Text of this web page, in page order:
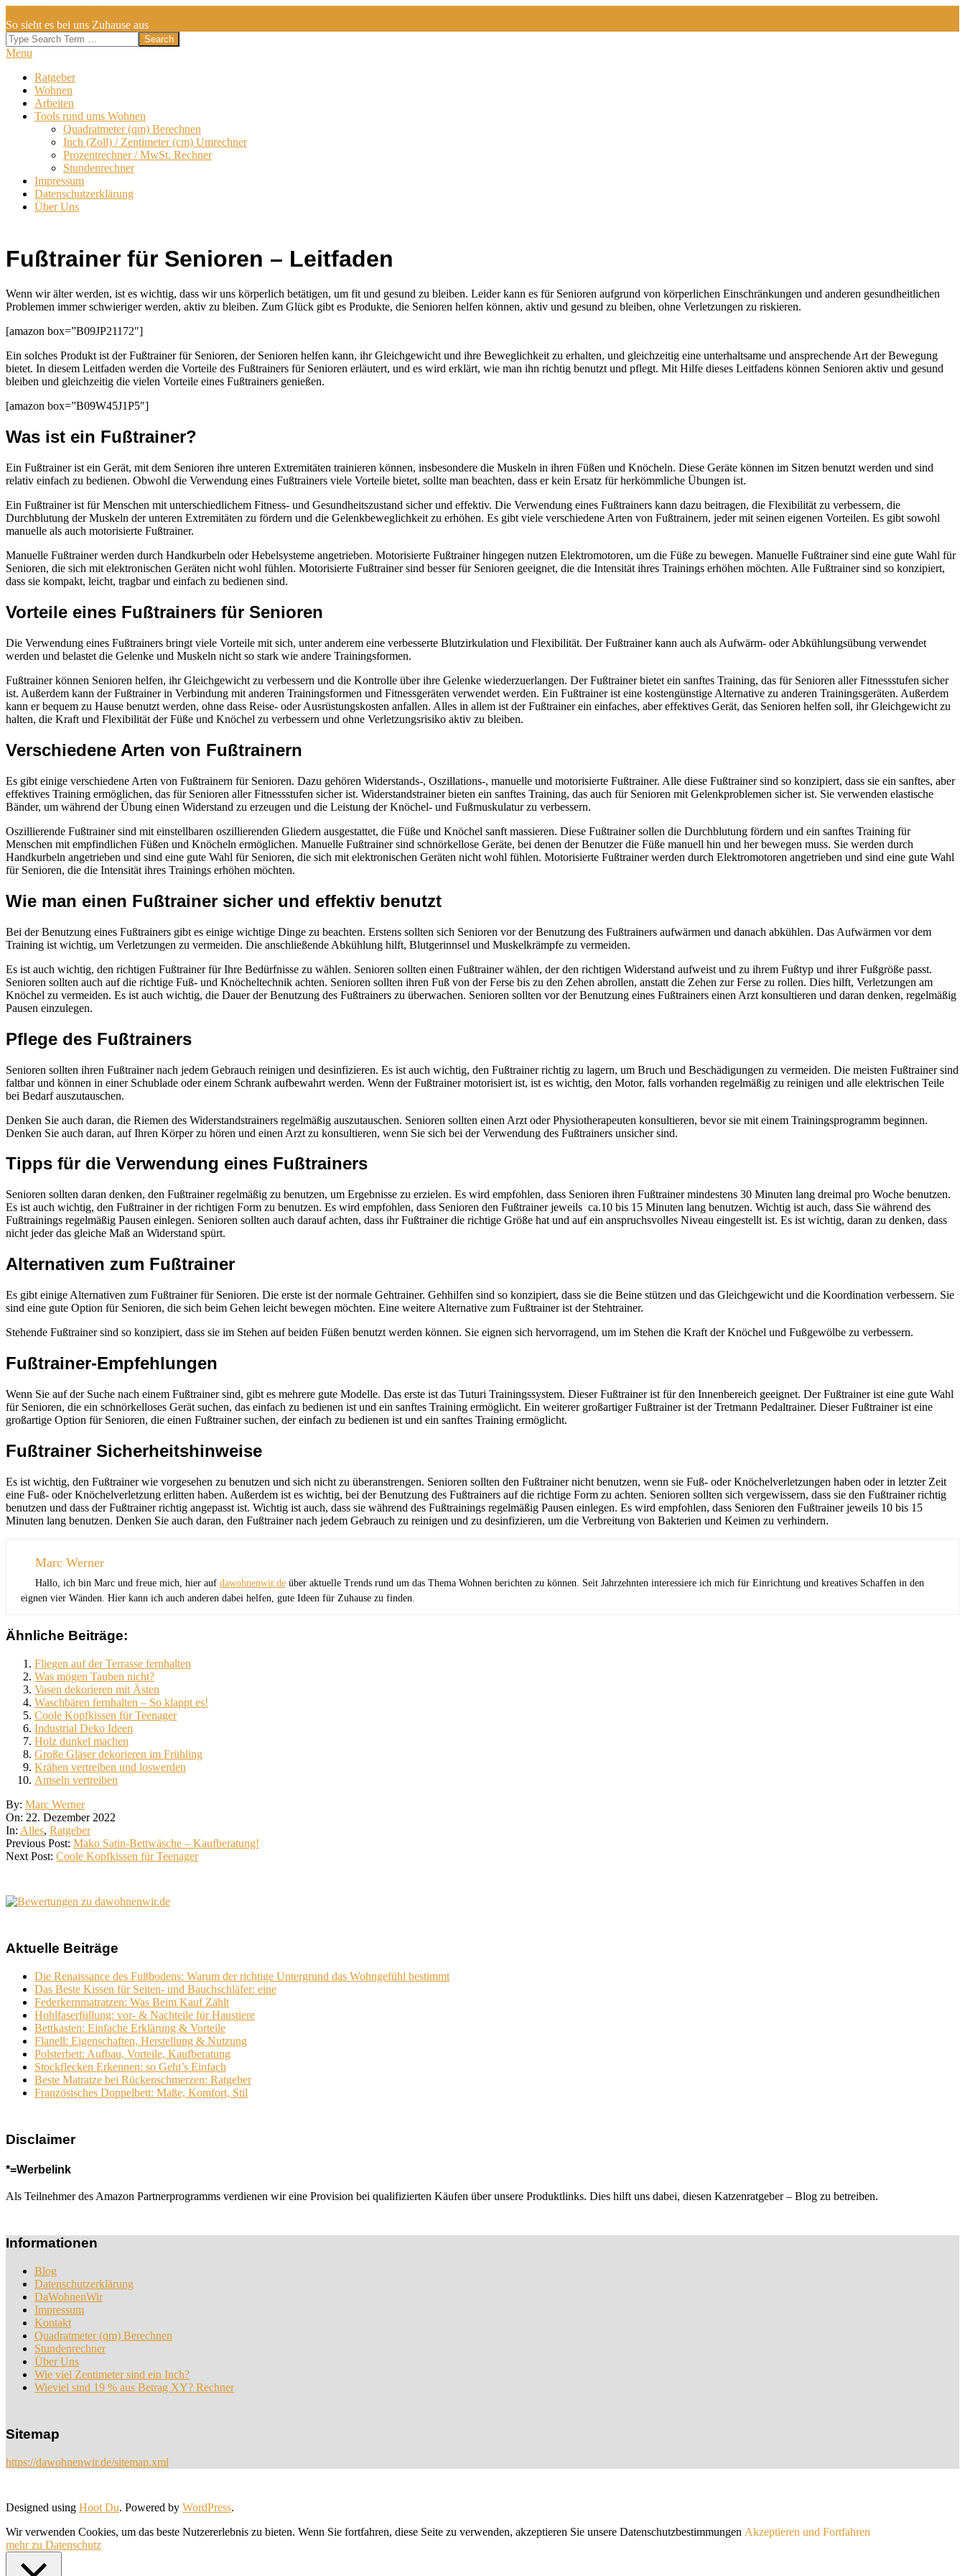
to
content
So sieht es bei uns Zuhause aus
Search
Secondary
Menu
Menu
Ratgeber
Wohnen
Arbeiten
Tools rund ums Wohnen
Quadratmeter (qm) Berechnen
Inch (Zoll) / Zentimeter (cm) Umrechner
Prozentrechner / MwSt. Rechner
Stundenrechner
Impressum
Datenschutzerklärung
Über Uns
Fußtrainer für Senioren – Leitfaden
Wenn wir älter werden, ist es wichtig, dass wir uns körperlich betätigen, um fit und gesund zu bleiben. Leider kann es für Senioren aufgrund von körperlichen Einschränkungen und anderen gesundheitlichen
Problemen immer schwieriger werden, aktiv zu bleiben. Zum Glück gibt es Produkte, die Senioren helfen können, aktiv und gesund zu bleiben, ohne Verletzungen zu riskieren.
[amazon box=”B09JP21172″]
Ein solches Produkt ist der Fußtrainer für Senioren, der Senioren helfen kann, ihr Gleichgewicht und ihre Beweglichkeit zu erhalten, und gleichzeitig eine unterhaltsame und ansprechende Art der Bewegung
bietet. In diesem Leitfaden werden die Vorteile des Fußtrainers für Senioren erläutert, und es wird erklärt, wie man ihn richtig benutzt und pflegt. Mit Hilfe dieses Leitfadens können Senioren aktiv und gesund
bleiben und gleichzeitig die vielen Vorteile eines Fußtrainers genießen.
[amazon box=”B09W45J1P5″]
Was ist ein Fußtrainer?
Ein Fußtrainer ist ein Gerät, mit dem Senioren ihre unteren Extremitäten trainieren können, insbesondere die Muskeln in ihren Füßen und Knöcheln. Diese Geräte können im Sitzen benutzt werden und sind
relativ einfach zu bedienen. Obwohl die Verwendung eines Fußtrainers viele Vorteile bietet, sollte man beachten, dass er kein Ersatz für herkömmliche Übungen ist.
Ein Fußtrainer ist für Menschen mit unterschiedlichem Fitness- und Gesundheitszustand sicher und effektiv. Die Verwendung eines Fußtrainers kann dazu beitragen, die Flexibilität zu verbessern, die
Durchblutung der Muskeln der unteren Extremitäten zu fördern und die Gelenkbeweglichkeit zu erhöhen. Es gibt viele verschiedene Arten von Fußtrainern, jeder mit seinen eigenen Vorteilen. Es gibt sowohl
manuelle als auch motorisierte Fußtrainer.
Manuelle Fußtrainer werden durch Handkurbeln oder Hebelsysteme angetrieben. Motorisierte Fußtrainer hingegen nutzen Elektromotoren, um die Füße zu bewegen. Manuelle Fußtrainer sind eine gute Wahl für
Senioren, die sich mit elektronischen Geräten nicht wohl fühlen. Motorisierte Fußtrainer sind besser für Senioren geeignet, die die Intensität ihres Trainings erhöhen möchten. Alle Fußtrainer sind so konzipiert,
dass sie kompakt, leicht, tragbar und einfach zu bedienen sind.
Vorteile eines Fußtrainers für Senioren
Die Verwendung eines Fußtrainers bringt viele Vorteile mit sich, unter anderem eine verbesserte Blutzirkulation und Flexibilität. Der Fußtrainer kann auch als Aufwärm- oder Abkühlungsübung verwendet
werden und belastet die Gelenke und Muskeln nicht so stark wie andere Trainingsformen.
Fußtrainer können Senioren helfen, ihr Gleichgewicht zu verbessern und die Kontrolle über ihre Gelenke wiederzuerlangen. Der Fußtrainer bietet ein sanftes Training, das für Senioren aller Fitnessstufen sicher
ist. Außerdem kann der Fußtrainer in Verbindung mit anderen Trainingsformen und Fitnessgeräten verwendet werden. Ein Fußtrainer ist eine kostengünstige Alternative zu anderen Trainingsgeräten. Außerdem
kann er bequem zu Hause benutzt werden, ohne dass Reise- oder Ausrüstungskosten anfallen. Alles in allem ist der Fußtrainer ein einfaches, aber effektives Gerät, das Senioren helfen soll, ihr Gleichgewicht zu
halten, die Kraft und Flexibilität der Füße und Knöchel zu verbessern und ohne Verletzungsrisiko aktiv zu bleiben.
Verschiedene Arten von Fußtrainern
Es gibt einige verschiedene Arten von Fußtrainern für Senioren. Dazu gehören Widerstands-, Oszillations-, manuelle und motorisierte Fußtrainer. Alle diese Fußtrainer sind so konzipiert, dass sie ein sanftes, aber
effektives Training ermöglichen, das für Senioren aller Fitnessstufen sicher ist. Widerstandstrainer bieten ein sanftes Training, das auch für Senioren mit Gelenkproblemen sicher ist. Sie verwenden elastische
Bänder, um während der Übung einen Widerstand zu erzeugen und die Leistung der Knöchel- und Fußmuskulatur zu verbessern.
Oszillierende Fußtrainer sind mit einstellbaren oszillierenden Gliedern ausgestattet, die Füße und Knöchel sanft massieren. Diese Fußtrainer sollen die Durchblutung fördern und ein sanftes Training für
Menschen mit empfindlichen Füßen und Knöcheln ermöglichen. Manuelle Fußtrainer sind schnörkellose Geräte, bei denen der Benutzer die Füße manuell hin und her bewegen muss. Sie werden durch
Handkurbeln angetrieben und sind eine gute Wahl für Senioren, die sich mit elektronischen Geräten nicht wohl fühlen. Motorisierte Fußtrainer werden durch Elektromotoren angetrieben und sind eine gute Wahl
für Senioren, die die Intensität ihres Trainings erhöhen möchten.
Wie man einen Fußtrainer sicher und effektiv benutzt
Bei der Benutzung eines Fußtrainers gibt es einige wichtige Dinge zu beachten. Erstens sollten sich Senioren vor der Benutzung des Fußtrainers aufwärmen und danach abkühlen. Das Aufwärmen vor dem
Training ist wichtig, um Verletzungen zu vermeiden. Die anschließende Abkühlung hilft, Blutgerinnsel und Muskelkrämpfe zu vermeiden.
Es ist auch wichtig, den richtigen Fußtrainer für Ihre Bedürfnisse zu wählen. Senioren sollten einen Fußtrainer wählen, der den richtigen Widerstand aufweist und zu ihrem Fußtyp und ihrer Fußgröße passt.
Senioren sollten auch auf die richtige Fuß- und Knöcheltechnik achten. Senioren sollten ihren Fuß von der Ferse bis zu den Zehen abrollen, anstatt die Zehen zur Ferse zu rollen. Dies hilft, Verletzungen am
Knöchel zu vermeiden. Es ist auch wichtig, die Dauer der Benutzung des Fußtrainers zu überwachen. Senioren sollten vor der Benutzung eines Fußtrainers einen Arzt konsultieren und daran denken, regelmäßig
Pausen einzulegen.
Pflege des Fußtrainers
Senioren sollten ihren Fußtrainer nach jedem Gebrauch reinigen und desinfizieren. Es ist auch wichtig, den Fußtrainer richtig zu lagern, um Bruch und Beschädigungen zu vermeiden. Die meisten Fußtrainer sind
faltbar und können in einer Schublade oder einem Schrank aufbewahrt werden. Wenn der Fußtrainer motorisiert ist, ist es wichtig, den Motor, falls vorhanden regelmäßig zu reinigen und alle elektrischen Teile
bei Bedarf auszutauschen.
Denken Sie auch daran, die Riemen des Widerstandstrainers regelmäßig auszutauschen. Senioren sollten einen Arzt oder Physiotherapeuten konsultieren, bevor sie mit einem Trainingsprogramm beginnen.
Denken Sie auch daran, auf Ihren Körper zu hören und einen Arzt zu konsultieren, wenn Sie sich bei der Verwendung des Fußtrainers unsicher sind.
Tipps für die Verwendung eines Fußtrainers
Senioren sollten daran denken, den Fußtrainer regelmäßig zu benutzen, um Ergebnisse zu erzielen. Es wird empfohlen, dass Senioren ihren Fußtrainer mindestens 30 Minuten lang dreimal pro Woche benutzen.
Es ist auch wichtig, den Fußtrainer in der richtigen Form zu benutzen. Es wird empfohlen, dass Senioren den Fußtrainer jeweils ca.10 bis 15 Minuten lang benutzen. Wichtig ist auch, dass Sie während des
Fußtrainings regelmäßig Pausen einlegen. Senioren sollten auch darauf achten, dass ihr Fußtrainer die richtige Größe hat und auf ein anspruchsvolles Niveau eingestellt ist. Es ist wichtig, daran zu denken, dass
nicht jeder das gleiche Maß an Widerstand spürt.
Alternativen zum Fußtrainer
Es gibt einige Alternativen zum Fußtrainer für Senioren. Die erste ist der normale Gehtrainer. Gehhilfen sind so konzipiert, dass sie die Beine stützen und das Gleichgewicht und die Koordination verbessern. Sie
sind eine gute Option für Senioren, die sich beim Gehen leicht bewegen möchten. Eine weitere Alternative zum Fußtrainer ist der Stehtrainer.
Stehende Fußtrainer sind so konzipiert, dass sie im Stehen auf beiden Füßen benutzt werden können. Sie eignen sich hervorragend, um im Stehen die Kraft der Knöchel und Fußgewölbe zu verbessern.
Fußtrainer-Empfehlungen
Wenn Sie auf der Suche nach einem Fußtrainer sind, gibt es mehrere gute Modelle. Das erste ist das Tuturi Trainingssystem. Dieser Fußtrainer ist für den Innenbereich geeignet. Der Fußtrainer ist eine gute Wahl
für Senioren, die ein schnörkelloses Gerät suchen, das einfach zu bedienen ist und ein sanftes Training ermöglicht. Ein weiterer großartiger Fußtrainer ist der Tretmann Pedaltrainer. Dieser Fußtrainer ist eine
großartige Option für Senioren, die einen Fußtrainer suchen, der einfach zu bedienen ist und ein sanftes Training ermöglicht.
Fußtrainer Sicherheitshinweise
Es ist wichtig, den Fußtrainer wie vorgesehen zu benutzen und sich nicht zu überanstrengen. Senioren sollten den Fußtrainer nicht benutzen, wenn sie Fuß- oder Knöchelverletzungen haben oder in letzter Zeit
eine Fuß- oder Knöchelverletzung erlitten haben. Außerdem ist es wichtig, bei der Benutzung des Fußtrainers auf die richtige Form zu achten. Senioren sollten sich vergewissern, dass sie den Fußtrainer richtig
benutzen und dass der Fußtrainer richtig angepasst ist. Wichtig ist auch, dass sie während des Fußtrainings regelmäßig Pausen einlegen. Es wird empfohlen, dass Senioren den Fußtrainer jeweils 10 bis 15
Minuten lang benutzen. Denken Sie auch daran, den Fußtrainer nach jedem Gebrauch zu reinigen und zu desinfizieren, um die Verbreitung von Bakterien und Keimen zu verhindern.
Marc Werner
Hallo, ich bin Marc und freue mich, hier auf dawohnenwir.de über aktuelle Trends rund um das Thema Wohnen berichten zu können. Seit Jahrzehnten interessiere ich mich für Einrichtung und kreatives Schaffen in den
eignen vier Wänden. Hier kann ich auch anderen dabei helfen, gute Ideen für Zuhause zu finden.
Ähnliche Beiträge:
Fliegen auf der Terrasse fernhalten
Was mögen Tauben nicht?
Vasen dekorieren mit Ästen
Waschbären fernhalten – So klappt es!
Coole Kopfkissen für Teenager
Industrial Deko Ideen
Holz dunkel machen
Große Gläser dekorieren im Frühling
Krähen vertreiben und loswerden
Amseln vertreiben
2022-
12-
22
By: Marc Werner
On: 22. Dezember 2022
In: Alles, Ratgeber
Previous Post: Mako Satin-Bettwäsche – Kaufberatung!
Next Post: Coole Kopfkissen für Teenager
Aktuelle Beiträge
Die Renaissance des Fußbodens: Warum der richtige Untergrund das Wohngefühl bestimmt
Das Beste Kissen für Seiten- und Bauchschläfer: eine
Federkernmatratzen: Was Beim Kauf Zählt
Hohlfaserfüllung: vor- & Nachteile für Haustiere
Bettkasten: Einfache Erklärung & Vorteile
Flanell: Eigenschaften, Herstellung & Nutzung
Polsterbett: Aufbau, Vorteile, Kaufberatung
Stockflecken Erkennen: so Geht’s Einfach
Beste Matratze bei Rückenschmerzen: Ratgeber
Französisches Doppelbett: Maße, Komfort, Stil
Disclaimer
*=Werbelink
Als Teilnehmer des Amazon Partnerprogramms verdienen wir eine Provision bei qualifizierten Käufen über unsere Produktlinks. Dies hilft uns dabei, diesen Katzenratgeber – Blog zu betreiben.
Informationen
Blog
Datenschutzerklärung
DaWohnenWir
Impressum
Kontakt
Quadratmeter (qm) Berechnen
Stundenrechner
Über Uns
Wie viel Zentimeter sind ein Inch?
Wieviel sind 19 % aus Betrag XY? Rechner
Sitemap
https://dawohnenwir.de/sitemap.xml
Designed using Hoot Du. Powered by WordPress.
Wir verwenden Cookies, um das beste Nutzererlebnis zu bieten. Wenn Sie fortfahren, diese Seite zu verwenden, akzeptieren Sie unsere Datenschutzbestimmungen Akzeptieren und Fortfahren
mehr zu Datenschutz